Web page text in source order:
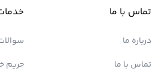
تماس با ما
درباره ما
تماس با ما
حریم